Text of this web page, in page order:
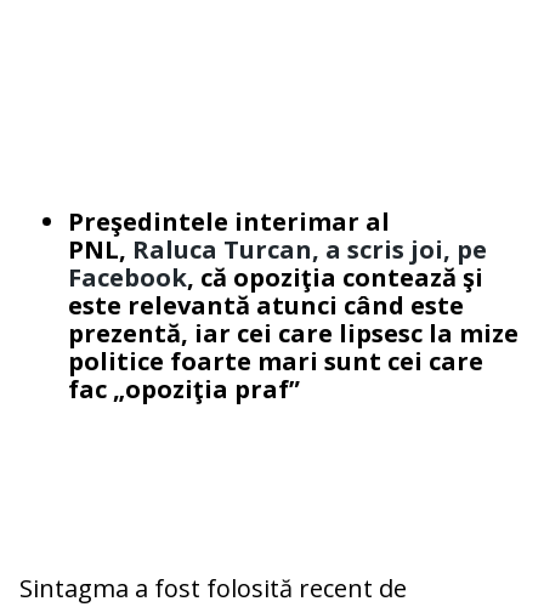
Preşedintele interimar al
PNL, Raluca Turcan, a scris joi, pe
Facebook, că opoziţia contează şi
este relevantă atunci când este
prezentă, iar cei care lipsesc la mize
politice foarte mari sunt cei care
fac „opoziţia praf”
Sintagma a fost folosită recent de